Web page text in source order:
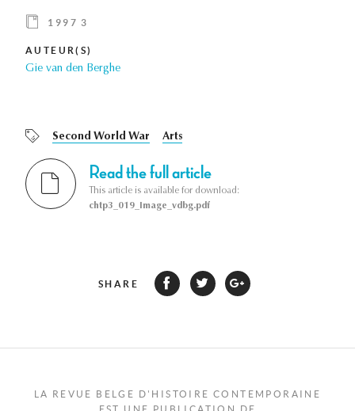
1997 3
AUTEUR(S)
Gie van den Berghe
Second World War Arts
Read the full article
This article is available for download:
chtp3_019_Image_vdbg.pdf
SHARE
LA REVUE BELGE D'HISTOIRE CONTEMPORAINE